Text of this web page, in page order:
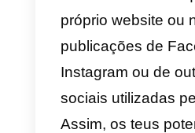
de poder
rapidamente
que a
têm